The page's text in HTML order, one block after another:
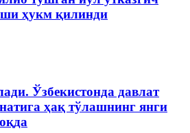
ҳукм қилинди
Ўзбекистонда давлат
ҳақ тўлашнинг янги